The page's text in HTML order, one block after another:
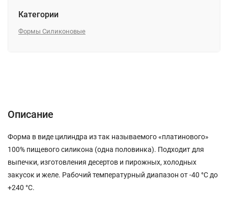
Категории
Формы Силиконовые
Описание
Форма в виде цилиндра из так называемого «платинового»
100% пищевого силикона (одна половинка). Подходит для
выпечки, изготовления десертов и пирожных, холодных
закусок и желе. Рабочий температурный диапазон от -40 °С до
+240 °C.